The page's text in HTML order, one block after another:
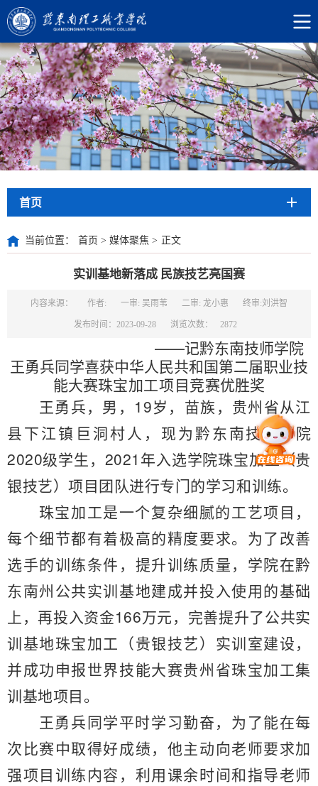
首页
当前位置： 首页 > 媒体聚焦 > 正文
实训基地新落成 民族技艺亮国赛
内容来源： 作者: 一审: 吴雨苇 二审: 龙小惠 终审:刘洪智
发布时间：2023-09-28 浏览次数： 2872
——记黔东南技师学院
王勇兵同学喜获中华人民共和国第二届职业技
能大赛珠宝加工项目竞赛优胜奖
王勇兵，男， 19岁，苗族，贵州省从江
县下江镇巨洞村人，现为 黔东南技师学院
2020级学生 ， 2021年入选学院珠宝加工（贵
银技艺）项目团队进行专门的学习和训练。
珠宝加工是一个复杂细腻的工艺项目，
每个细节都有着极高的精度要求。为了改善
选手的训练条件，提升训练质量，学院在黔
东南州公共实训基地建成并投入使用的基础
上，再投入资金166万元，完善提升了公共实
训基地珠宝加工 （贵银技艺） 实训室建设，
并成功申报世界技能大赛贵州省珠宝加工集
训基地项目。
王勇兵同学平时学习勤奋，为了能在每
次比赛中取得好成绩，他主动向老师要求加
强项目训练内容，利用课余时间和指导老师